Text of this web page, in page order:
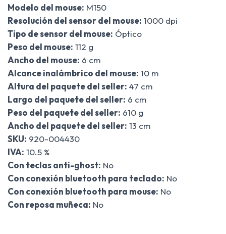
Modelo del mouse: M150
Resolución del sensor del mouse: 1000 dpi
Tipo de sensor del mouse: Óptico
Peso del mouse: 112 g
Ancho del mouse: 6 cm
Alcance inalámbrico del mouse: 10 m
Altura del paquete del seller: 47 cm
Largo del paquete del seller: 6 cm
Peso del paquete del seller: 610 g
Ancho del paquete del seller: 13 cm
SKU: 920-004430
IVA: 10.5 %
Con teclas anti-ghost: No
Con conexión bluetooth para teclado: No
Con conexión bluetooth para mouse: No
Con reposa muñeca: No